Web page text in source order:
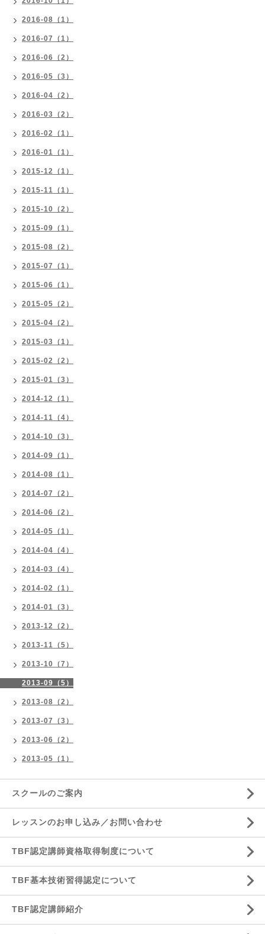
2016-08（1）
2016-07（1）
2016-06（2）
2016-05（3）
2016-04（2）
2016-03（2）
2016-02（1）
2016-01（1）
2015-12（1）
2015-11（1）
2015-10（2）
2015-09（1）
2015-08（2）
2015-07（1）
2015-06（1）
2015-05（2）
2015-04（2）
2015-03（1）
2015-02（2）
2015-01（3）
2014-12（1）
2014-11（4）
2014-10（3）
2014-09（1）
2014-08（1）
2014-07（2）
2014-06（2）
2014-05（1）
2014-04（4）
2014-03（4）
2014-02（1）
2014-01（3）
2013-12（2）
2013-11（5）
2013-10（7）
2013-09（5）
2013-08（2）
2013-07（3）
2013-06（2）
2013-05（1）
スクールのご案内
レッスンのお申し込み／お問い合わせ
TBF認定講師資格取得制度について
TBF基本技術習得認定について
TBF認定講師紹介